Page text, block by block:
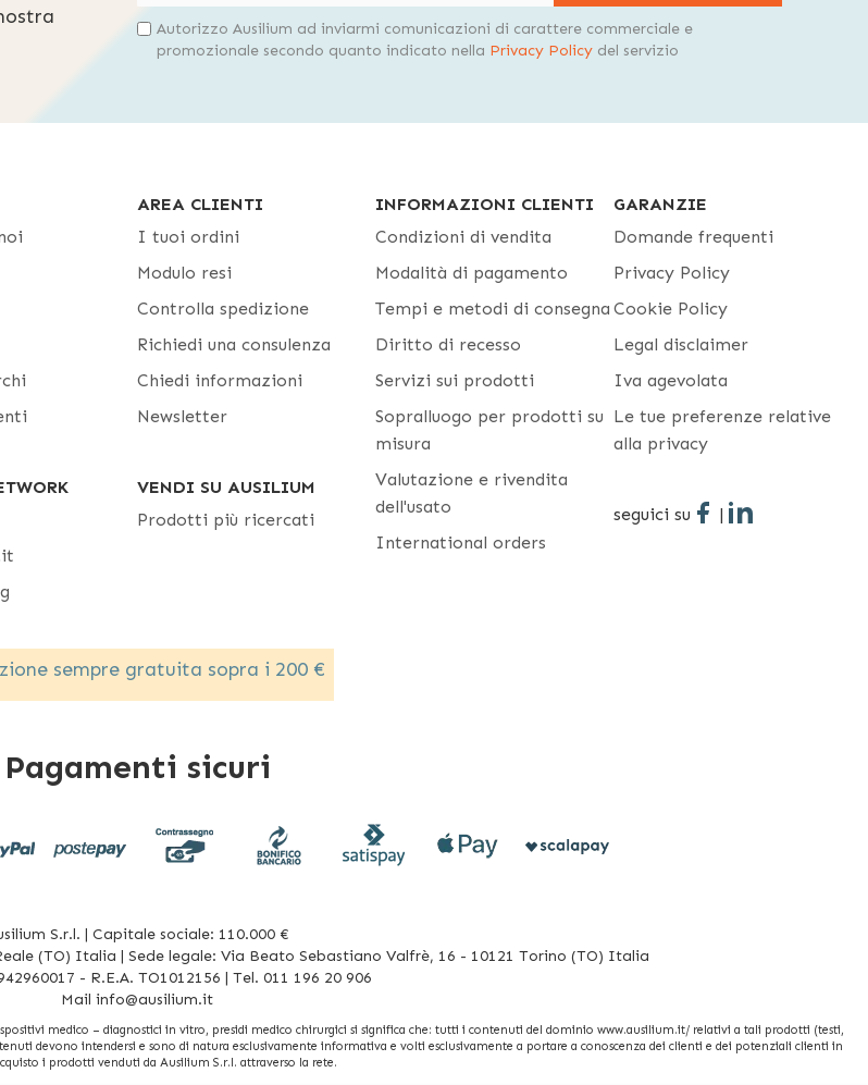
Autorizzo Ausilium ad inviarmi comunicazioni di carattere commerciale e
promozionale secondo quanto indicato nella Privacy Policy del servizio
AREA CLIENTI
I tuoi ordini
Modulo resi
Controlla spedizione
Richiedi una consulenza
Chiedi informazioni
Newsletter
VENDI SU AUSILIUM
Prodotti più ricercati
INFORMAZIONI CLIENTI
Condizioni di vendita
Modalità di pagamento
Tempi e metodi di consegna
Diritto di recesso
Servizi sui prodotti
Sopralluogo per prodotti su
misura
Valutazione e rivendita
dell'usato
International orders
GARANZIE
Domande frequenti
Privacy Policy
Cookie Policy
Legal disclaimer
Iva agevolata
Le tue preferenze relative
alla privacy
seguici su |
sempre gratuita sopra i 200 €
Pagamenti sicuri
S.r.l. | Capitale sociale: 110.000 €
(TO) Italia | Sede legale: Via Beato Sebastiano Valfrè, 16 - 10121 Torino (TO) Italia
- R.E.A. TO1012156 | Tel. 011 196 20 906
Mail info@ausilium.it
medico – diagnostici in vitro, presidi medico chirurgici si significa che: tutti i contenuti del dominio www.ausilium.it/ relativi a tali prodotti (testi,
devono intendersi e sono di natura esclusivamente informativa e volti esclusivamente a portare a conoscenza dei clienti e dei potenziali clienti in
i prodotti venduti da Ausilium S.r.l. attraverso la rete.